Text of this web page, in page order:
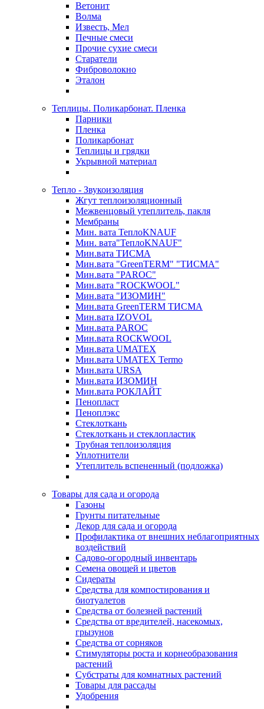
Ветонит
Волма
Известь, Мел
Печные смеси
Прочие сухие смеси
Старатели
Фиброволокно
Эталон
Теплицы. Поликарбонат. Пленка
Парники
Пленка
Поликарбонат
Теплицы и грядки
Укрывной материал
Тепло - Звукоизоляция
Жгут теплоизоляционный
Межвенцовый утеплитель, пакля
Мембраны
Мин. вата ТеплоKNAUF
Мин. вата"ТеплоKNAUF"
Мин.вата ТИСМА
Мин.вата "GreenTERM" "ТИСМА"
Мин.вата "PAROC"
Мин.вата "ROCКWOOL"
Мин.вата "ИЗОМИН"
Мин.вата GreenTERM ТИСМА
Мин.вата IZOVOL
Мин.вата PAROC
Мин.вата ROCКWOOL
Мин.вата UMATEX
Мин.вата UMATEX Termo
Мин.вата URSA
Мин.вата ИЗОМИН
Мин.вата РОКЛАЙТ
Пенопласт
Пеноплэкс
Стеклоткань
Стеклоткань и стеклопластик
Трубная теплоизоляция
Уплотнители
Утеплитель вспененный (подложка)
Товары для сада и огорода
Газоны
Грунты питательные
Декор для сада и огорода
Профилактика от внешних неблагоприятных
воздействий
Садово-огородный инвентарь
Семена овощей и цветов
Сидераты
Средства для компостирования и
биотуалетов
Средства от болезней растений
Средства от вредителей, насекомых,
грызунов
Средства от сорняков
Стимуляторы роста и корнеобразования
растений
Субстраты для комнатных растений
Товары для рассады
Удобрения